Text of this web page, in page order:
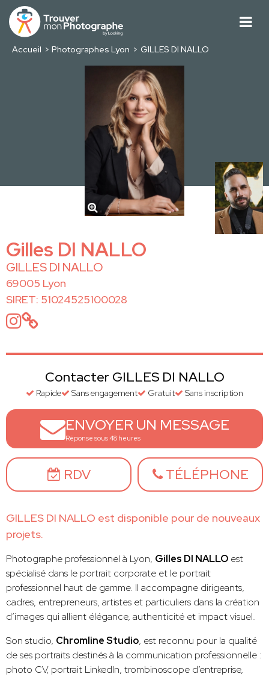
Accueil Photographes Lyon GILLES DI NALLO
Gilles DI NALLO
GILLES DI NALLO
69005 Lyon
SIRET: 51024525100028
Contacter GILLES DI NALLO
Rapide Sans engagement Gratuit Sans inscription
ENVOYER UN MESSAGE
Réponse sous 48 heures
RDV TÉLÉPHONE
GILLES DI NALLO est disponible pour de nouveaux
projets.
Photographe professionnel à Lyon, Gilles DI NALLO est
spécialisé dans le portrait corporate et le portrait
professionnel haut de gamme. Il accompagne dirigeants,
cadres, entrepreneurs, artistes et particuliers dans la création
d’images qui allient élégance, authenticité et impact visuel.
Son studio, Chromline Studio, est reconnu pour la qualité
de ses portraits destinés à la communication professionnelle :
photo CV, portrait LinkedIn, trombinoscope d’entreprise,